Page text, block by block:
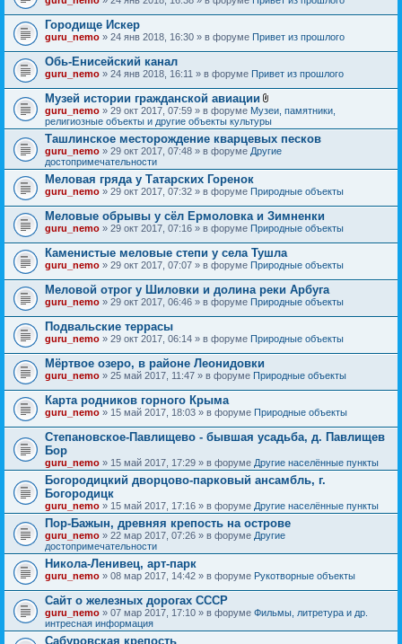
о
е
н
я
Городище Искер
guru_nemo » 24 янв 2018, 16:30 » в форуме Привет из прошлого
Обь-Енисейский канал
guru_nemo » 24 янв 2018, 16:11 » в форуме Привет из прошлого
Музей истории гражданской авиации
В
л
о
ж
е
и
guru_nemo » 29 окт 2017, 07:59 » в форуме Музеи, памятники,
религиозные объекты и другие объекты культуры
Ташлинское месторождение кварцевых песков
guru_nemo » 29 окт 2017, 07:48 » в форуме Другие
достопримечательности
Меловая гряда у Татарских Горенок
guru_nemo » 29 окт 2017, 07:32 » в форуме Природные объекты
Меловые обрывы у сёл Ермоловка и Зимненки
guru_nemo » 29 окт 2017, 07:16 » в форуме Природные объекты
Каменистые меловые степи у села Тушла
guru_nemo » 29 окт 2017, 07:07 » в форуме Природные объекты
Меловой отрог у Шиловки и долина реки Арбуга
guru_nemo » 29 окт 2017, 06:46 » в форуме Природные объекты
Подвальские террасы
guru_nemo » 29 окт 2017, 06:14 » в форуме Природные объекты
Мёртвое озеро, в районе Леонидовки
guru_nemo » 25 май 2017, 11:47 » в форуме Природные объекты
Карта родников горного Крыма
guru_nemo » 15 май 2017, 18:03 » в форуме Природные объекты
Степановское-Павлищево - бывшая усадьба, д. Павлищев
Бор
guru_nemo » 15 май 2017, 17:29 » в форуме Другие населённые пункты
Богородицкий дворцово-парковый ансамбль, г.
Богородицк
guru_nemo » 15 май 2017, 17:16 » в форуме Другие населённые пункты
Пор-Бажын, древняя крепость на острове
guru_nemo » 22 мар 2017, 07:26 » в форуме Другие
достопримечательности
Никола-Ленивец, арт-парк
guru_nemo » 08 мар 2017, 14:42 » в форуме Рукотворные объекты
Сайт о железных дорогах СССР
guru_nemo » 07 мар 2017, 17:10 » в форуме Фильмы, литретура и др.
интресная информация
Сабуровская крепость